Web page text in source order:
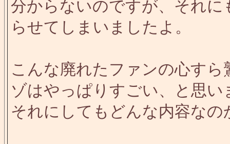
分からないのですが、それ
らせてしまいましたよ。
こんな廃れたファンの心す
ゾはやっぱりすごい、と思
それにしてもどんな内容な